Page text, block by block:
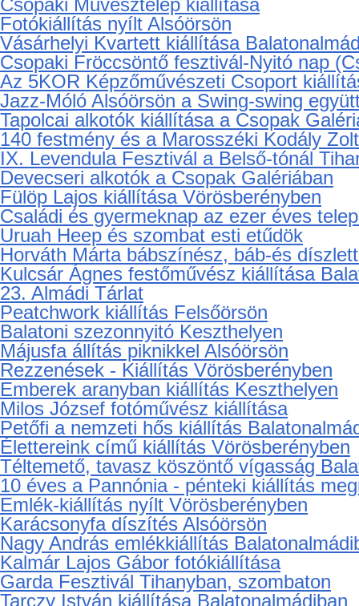
"Kézfogás" Európa szoborpak avatás
Megay László: Egy régi világban című
Szoborpark, VasútARTjáró
A Száll az ének musical ősbemutatója
Balaton Tárlat 2013 Balatonalmádiban
Elkezdődött a Csopakaban - VI. Csopak
Vasút-ART-járó Balatonalmádiban
V. Hungarikum és Pálinka Fesztivál
Csopaki Művésztelep kiállítása
Fotókiállítás nyílt Alsóörsön
Vásárhelyi Kvartett kiállítása
Csopaki Fröccsöntő fesztivál-Nyitó nap
Az 5KOR Képzőművészeti Csoport
Jazz-Móló Alsóörsön a Swing-swing
Tapolcai alkotók kiállítása a Csopak
140 festmény és a Marosszéki Kodály
IX. Levendula Fesztivál a Belső-tónál
Devecseri alkotók a Csopak Galériában
Fülöp Lajos kiállítása Vörösberényben
Családi és gyermeknap az ezer éves
Uruah Heep és szombat esti etűdök
Horváth Márta bábszínész, báb-és
Kulcsár Ágnes festőművész kiállítása
23. Almádi Tárlat
Peatchwork kiállítás Felsőörsön
Balatoni szezonnyitó Keszthelyen
Májusfa állítás piknikkel Alsóörsön
Rezzenések - Kiállítás Vörösberényben
Emberek aranyban kiállítás Keszthelyen
Milos József fotóművész kiállítása
Petőfi a nemzeti hős kiállítás
Élettereink című kiállítás Vörösberényben